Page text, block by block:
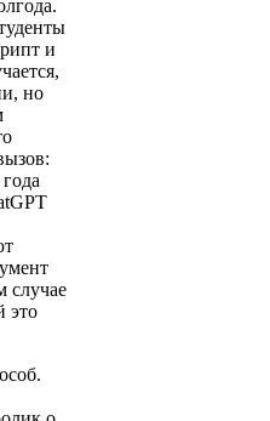
и
но
случае
это